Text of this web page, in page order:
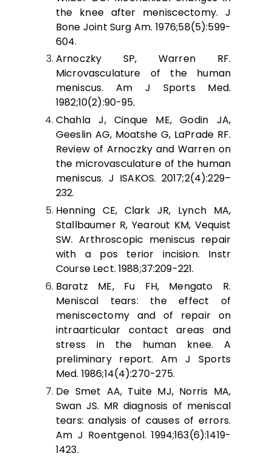
the knee after meniscectomy. J
Bone Joint Surg Am. 1976;58(5):599-
604.
Arnoczky SP, Warren RF.
Microvasculature of the human
meniscus. Am J Sports Med.
1982;10(2):90-95.
Chahla J, Cinque ME, Godin JA,
Geeslin AG, Moatshe G, LaPrade RF.
Review of Arnoczky and Warren on
the microvasculature of the human
meniscus. J ISAKOS. 2017;2(4):229–
232.
Henning CE, Clark JR, Lynch MA,
Stallbaumer R, Yearout KM, Vequist
SW. Arthroscopic meniscus repair
with a pos terior incision. Instr
Course Lect. 1988;37:209-221.
Baratz ME, Fu FH, Mengato R.
Meniscal tears: the effect of
meniscectomy and of repair on
intraarticular contact areas and
stress in the human knee. A
preliminary report. Am J Sports
Med. 1986;14(4):270-275.
De Smet AA, Tuite MJ, Norris MA,
Swan JS. MR diagnosis of meniscal
tears: analysis of causes of errors.
Am J Roentgenol. 1994;163(6):1419-
1423.